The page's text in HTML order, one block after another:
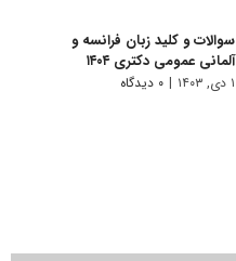
سوالات و کلید زبان فرانسه و
آلمانی عمومی دکتری ۱۴۰۴
۱ دی, ۱۴۰۳ | ۰ دیدگاه